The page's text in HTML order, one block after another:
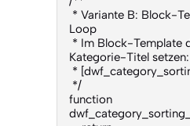
Loop
Kategorie-Titel setzen:
function